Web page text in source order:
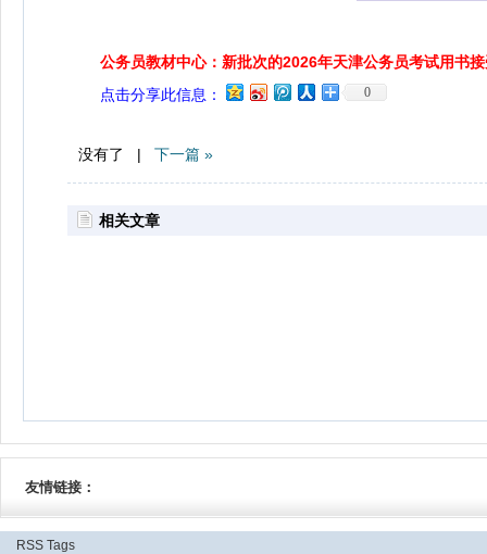
公务员教材中心：新批次的2026年天津公务员考试用书
点击分享此信息：
0
没有了 | 下一篇 »
相关文章
友情链接：
RSS Tags